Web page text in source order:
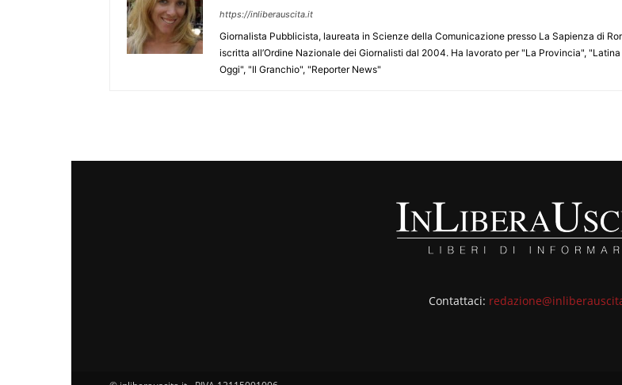
https://inliberauscita.it
Giornalista Pubblicista, laureata in Scienze della Comunicazione presso La Sapienza di
iscritta all’Ordine Nazionale dei Giornalisti dal 2004. Ha lavorato per "La Provincia", "Latina
Oggi", "Il Granchio", "Reporter News"
Contattaci: